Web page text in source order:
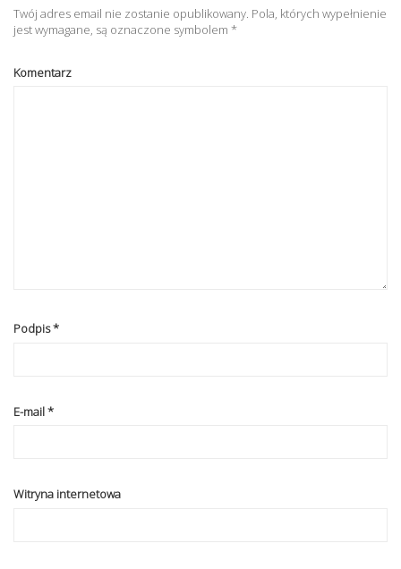
Twój adres email nie zostanie opublikowany. Pola, których wypełnienie
jest wymagane, są oznaczone symbolem *
Komentarz
Podpis*
E-mail*
Witryna internetowa